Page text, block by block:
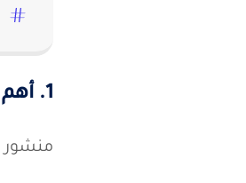
1. أهم مصطلحات السوشيال ميديا الأساسية في المحتوى والتفاعل: